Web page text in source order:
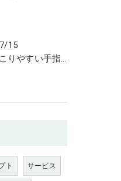
15
女性に起こりやすい手指の変形とは
ト サービス